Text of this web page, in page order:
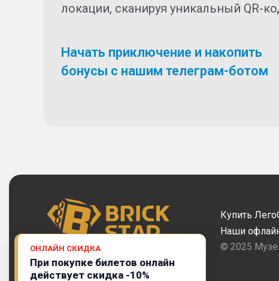
локации, сканируя уникальный QR-
Начать приключение и накопить
бонусы с нашим телеграм-ботом
Купить Лего
Наши
© 2025
ОНЛАЙН СКИДКА
При покупке билетов онлайн
действует скидка -10%